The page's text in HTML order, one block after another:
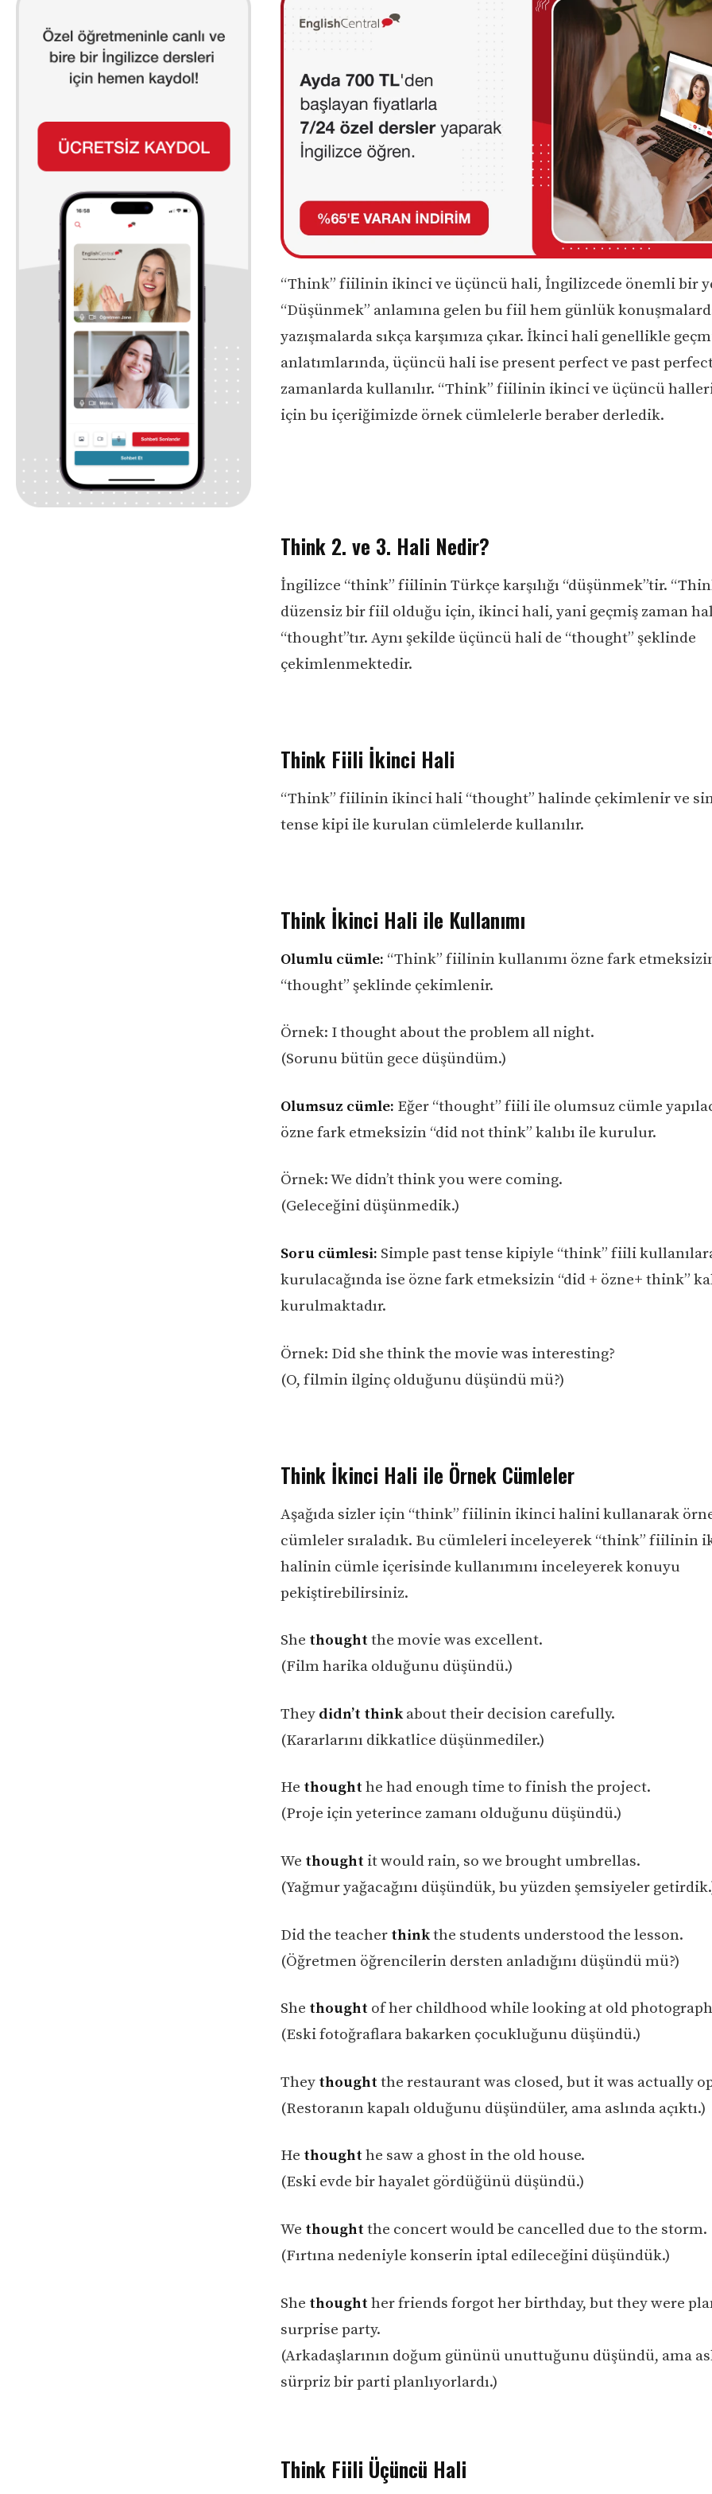
“Think” fiilinin ikinci ve üçüncü hali, İngilizcede önemli bir
“Düşünmek” anlamına gelen bu fiil hem günlük
yazışmalarda sıkça karşımıza çıkar. İkinci hali genellikle
anlatımlarında, üçüncü hali ise present perfect ve past
zamanlarda kullanılır. “Think” fiilinin ikinci ve üçüncü
için bu içeriğimizde örnek cümlelerle beraber derledik.
Think 2. ve 3. Hali Nedir?
İngilizce “think” fiilinin Türkçe karşılığı “düşünmek”tir.
düzensiz bir fiil olduğu için, ikinci hali, yani geçmiş zaman
“thought”tır. Aynı şekilde üçüncü hali de “thought” şeklinde
çekimlenmektedir.
Think Fiili İkinci Hali
“Think” fiilinin ikinci hali “thought” halinde çekimlenir ve
tense kipi ile kurulan cümlelerde kullanılır.
Think İkinci Hali ile Kullanımı
Olumlu cümle: “Think” fiilinin kullanımı özne fark
“thought” şeklinde çekimlenir.
Örnek: I thought about the problem all night.
(Sorunu bütün gece düşündüm.)
Olumsuz cümle: Eğer “thought” fiili ile olumsuz cümle
özne fark etmeksizin “did not think” kalıbı ile kurulur.
Örnek: We didn’t think you were coming.
(Geleceğini düşünmedik.)
Soru cümlesi: Simple past tense kipiyle “think” fiili
kurulacağında ise özne fark etmeksizin “did + özne+ think”
kurulmaktadır.
Örnek: Did she think the movie was interesting?
(O, filmin ilginç olduğunu düşündü mü?)
Think İkinci Hali ile Örnek Cümleler
Aşağıda sizler için “think” fiilinin ikinci halini kullanarak
cümleler sıraladık. Bu cümleleri inceleyerek “think” fiilinin
halinin cümle içerisinde kullanımını inceleyerek konuyu
pekiştirebilirsiniz.
She thought the movie was excellent.
(Film harika olduğunu düşündü.)
They didn’t thinkabout their decision carefully.
(Kararlarını dikkatlice düşünmediler.)
He thought he had enough time to finish the project.
(Proje için yeterince zamanı olduğunu düşündü.)
We thought it would rain, so we brought umbrellas.
(Yağmur yağacağını düşündük, bu yüzden şemsiyeler
Did the teacher thinkthe students understood the lesson.
(Öğretmen öğrencilerin dersten anladığını düşündü mü?)
She thought of her childhood while looking at old
(Eski fotoğraflara bakarken çocukluğunu düşündü.)
They thought the restaurant was closed, but it was actually
(Restoranın kapalı olduğunu düşündüler, ama aslında açıktı.)
He thought he saw a ghost in the old house.
(Eski evde bir hayalet gördüğünü düşündü.)
We thought the concert would be cancelled due to the storm.
(Fırtına nedeniyle konserin iptal edileceğini düşündük.)
She thought her friends forgot her birthday, but they were
surprise party.
(Arkadaşlarının doğum gününü unuttuğunu düşündü, ama
sürpriz bir parti planlıyorlardı.)
Think Fiili Üçüncü Hali